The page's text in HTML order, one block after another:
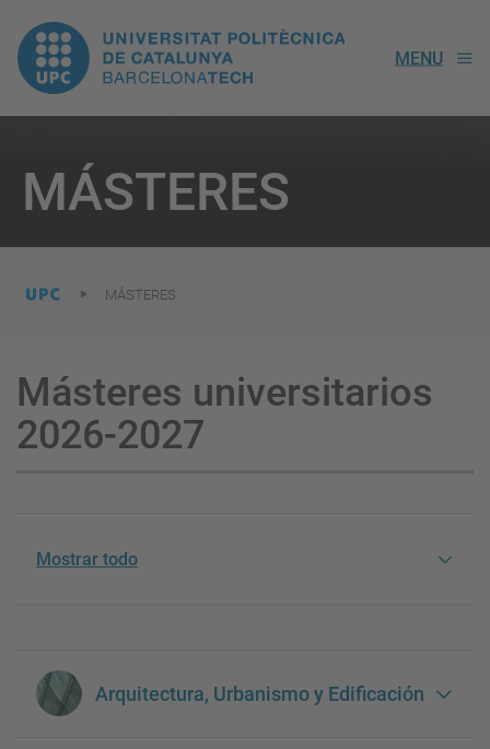
UPC.
Universitat
Politècnica
de
Catalunya
MENU
MÁSTERES
are
here:
MÁSTERES
Másteres universitarios
2026-2027
Mostrar todo
Arquitectura, Urbanismo y Edificación